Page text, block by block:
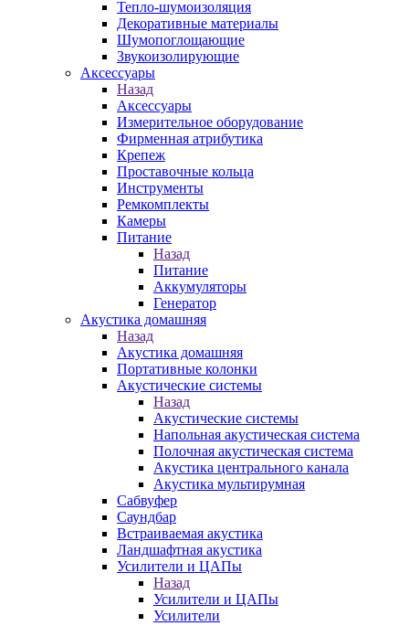
Тепло-шумоизоляция
Декоративные материалы
Шумопоглощающие
Звукоизолирующие
Аксессуары
Назад
Аксессуары
Измерительное оборудование
Фирменная атрибутика
Крепеж
Проставочные кольца
Инструменты
Ремкомплекты
Камеры
Питание
Назад
Питание
Аккумуляторы
Генератор
Акустика домашняя
Назад
Акустика домашняя
Портативные колонки
Акустические системы
Назад
Акустические системы
Напольная акустическая система
Полочная акустическая система
Акустика центрального канала
Акустика мультирумная
Сабвуфер
Саундбар
Встраиваемая акустика
Ландшафтная акустика
Усилители и ЦАПы
Назад
Усилители и ЦАПы
Усилители